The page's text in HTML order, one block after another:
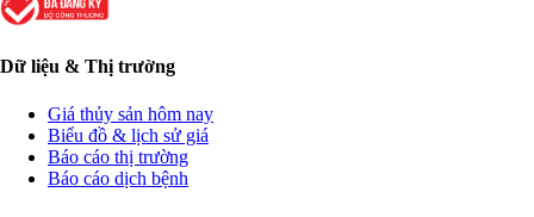
Dữ liệu & Thị trường
Giá thủy sản hôm nay
Biểu đồ & lịch sử giá
Báo cáo thị trường
Báo cáo dịch bệnh